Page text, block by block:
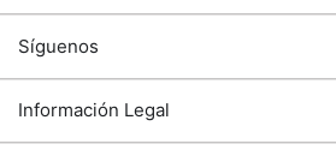
Síguenos
Información Legal